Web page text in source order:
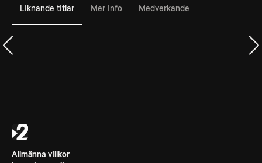
Liknande titlar Mer info Medverkande
Allmänna villkor